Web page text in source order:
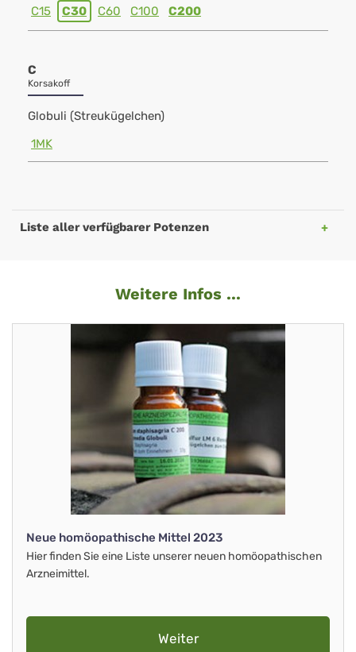
C15 C30 C60 C100 C200
C
Korsakoff
Globuli (Streukügelchen)
1MK
Liste aller verfügbarer Potenzen
Weitere Infos ...
Neue homöopathische Mittel 2023
Hier finden Sie eine Liste unserer neuen homöopathischen
Arzneimittel.
Weiter